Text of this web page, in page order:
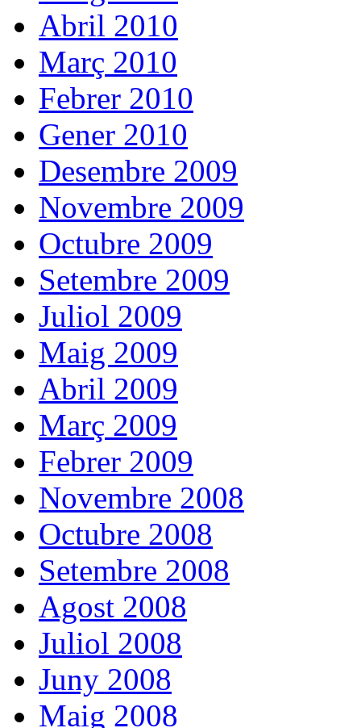
Abril 2010
Març 2010
Febrer 2010
Gener 2010
Desembre 2009
Novembre 2009
Octubre 2009
Setembre 2009
Juliol 2009
Maig 2009
Abril 2009
Març 2009
Febrer 2009
Novembre 2008
Octubre 2008
Setembre 2008
Agost 2008
Juliol 2008
Juny 2008
Maig 2008